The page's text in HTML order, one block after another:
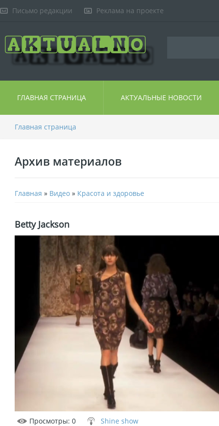
Письмо редакции Реклама на проекте
ГЛАВНАЯ СТРАНИЦА АКТУАЛЬНЫЕ НОВОСТИ
Главная страница
Архив материалов
Главная » Видео » Красота и здоровье
Betty Jackson
Просмотры: 0 Shine show